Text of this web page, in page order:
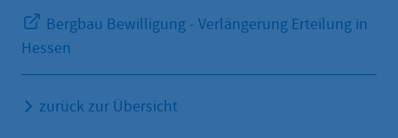
Bergbau Bewilligung - Verlängerung Erteilung in
Hessen
zurück zur Übersicht